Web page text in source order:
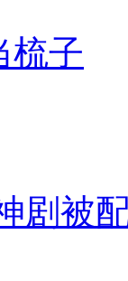
梳子
剧被